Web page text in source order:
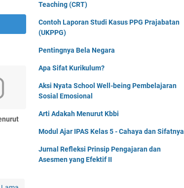
Teaching (CRT)
Contoh Laporan Studi Kasus PPG Prajabatan
(UKPPG)
Pentingnya Bela Negara
Apa Sifat Kurikulum?
Aksi Nyata School Well-being Pembelajaran
Sosial Emosional
Arti Adakah Menurut Kbbi
Modul Ajar IPAS Kelas 5 - Cahaya dan Sifatnya
Jurnal Refleksi Prinsip Pengajaran dan
Asesmen yang Efektif II